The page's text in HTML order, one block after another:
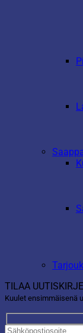
TILAA UUTISKIRJE
Kuulet ensimmäisenä